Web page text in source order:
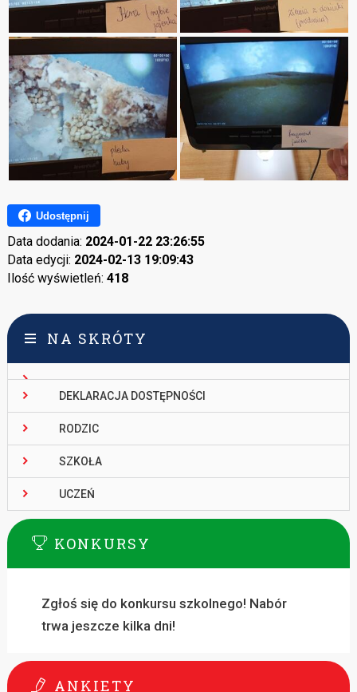
Udostępnij
Data dodania: 2024-01-22 23:26:55
Data edycji: 2024-02-13 19:09:43
Ilość wyświetleń: 418
NA SKRÓTY
DEKLARACJA DOSTĘPNOŚCI
RODZIC
SZKOŁA
UCZEŃ
KONKURSY
Zgłoś się do konkursu szkolnego! Nabór
trwa jeszcze kilka dni!
ANKIETY